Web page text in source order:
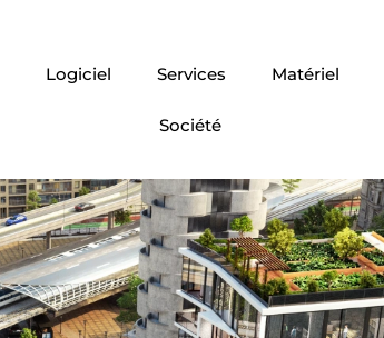
Logiciel Services Matériel
Société